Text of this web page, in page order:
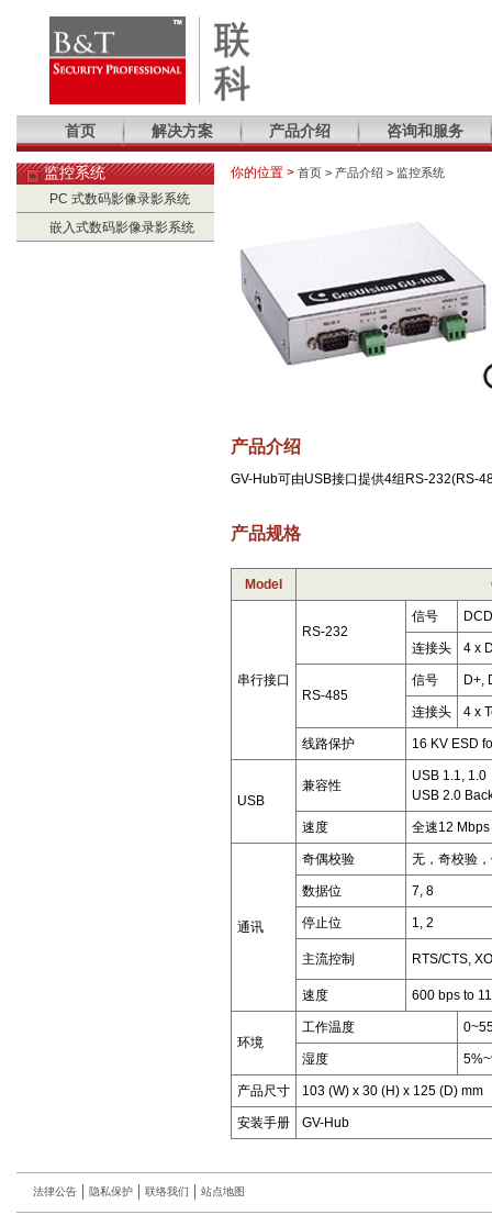
首页 解决方案 产品介绍 咨询和服务
监控系统
PC 式数码影像录影系统
嵌入式数码影像录影系统
你的位置 > 首页 > 产品介绍 > 监控系统
产品介绍
GV-Hub可由USB接口提供4组RS-232(RS-
产品规格
Model
串行接口
RS-232
信号
连接头 4 x
RS-485
信号 D+,
连接头 4 x
线路保护 16 KV ESD
USB
兼容性
USB 1.1, 1.0
USB 2.0
速度 全速12 Mbps
通讯
奇偶校验 无，奇校验
数据位 7, 8
停止位 1, 2
主流控制 RTS/CTS,
速度 600 bps to
环境
工作温度
湿度
产品尺寸 103 (W) x 30 (H) x 125 (D) mm
安装手册 GV-Hub
法律公告 隐私保护 联络我们 站点地图